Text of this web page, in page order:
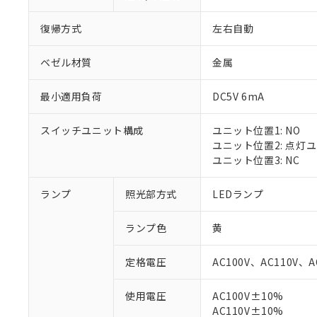
復帰方式 左右自動
ベゼル材質 金属
最小適用負荷 DC5V 6mA
スイッチユニット構成
ユニット位置1: NO
ユニット位置2: 点灯
ユニット位置3: NC
ランプ 照光部方式 LEDランプ
ランプ色 黄
定格電圧 AC100V、AC110V、
使用電圧
AC100V±10%
AC110V±10%
※1 対応状況